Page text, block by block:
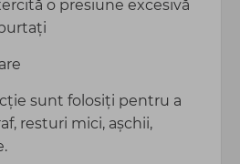
o presiune excesivă
sunt folosiți pentru a
resturi mici, așchii,